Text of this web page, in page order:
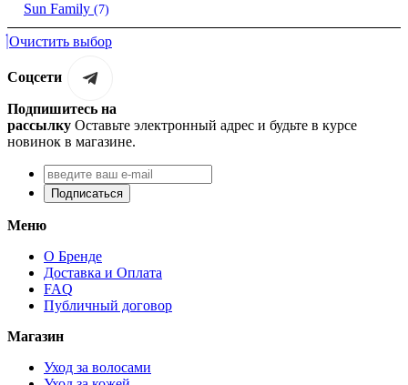
Sun Family (7)
Очистить выбор
Соцсети
Подпишитесь на
рассылку Оставьте электронный адрес и будьте в курсе
новинок в магазине.
Подписаться
Меню
О Бренде
Доставка и Оплата
FAQ
Публичный договор
Магазин
Уход за волосами